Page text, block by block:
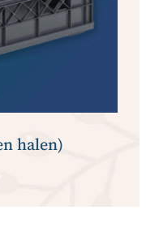
halen)